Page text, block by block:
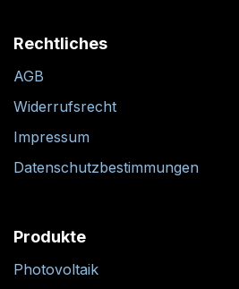
Rechtliches
AGB
Widerrufsrecht
Impressum
Datenschutzbestimmungen
Produkte
Photovoltaik